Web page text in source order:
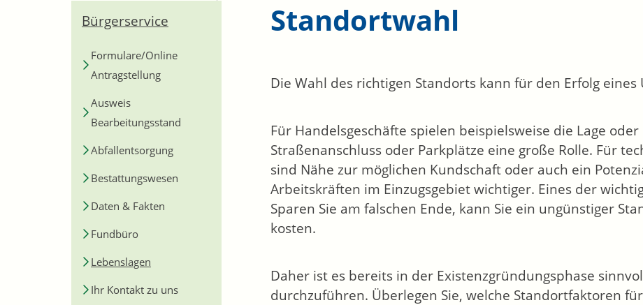
Bürgerservice
Formulare/Online
Antragstellung
Ausweis
Bearbeitungsstand
Abfallentsorgung
Bestattungswesen
Daten & Fakten
Fundbüro
Lebenslagen
Ihr Kontakt zu uns
Standortwahl
Die Wahl des richtigen Standorts kann für den Erfolg
Für Handelsgeschäfte spielen beispielsweise die Lage
Straßenanschluss oder Parkplätze eine große Rolle. Für
sind Nähe zur möglichen Kundschaft oder auch ein
Arbeitskräften im Einzugsgebiet wichtiger. Eines der
Sparen Sie am falschen Ende, kann Sie ein ungünstiger
kosten.
Daher ist es bereits in der Existenzgründungsphase
durchzuführen. Überlegen Sie, welche Standortfaktoren